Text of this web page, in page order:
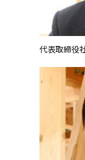
代表取締役